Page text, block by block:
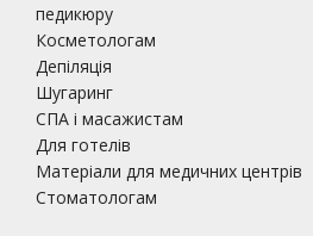
педикюру
Косметологам
Депіляція
Шугаринг
СПА і масажистам
Для готелів
Матеріали для медичних центрів
Стоматологам